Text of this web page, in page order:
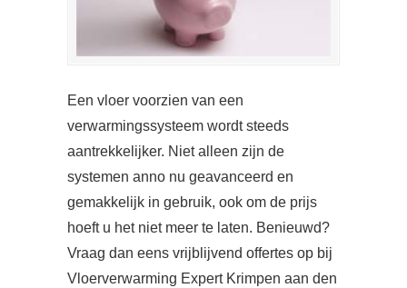
Een vloer voorzien van een
verwarmingssysteem wordt steeds
aantrekkelijker. Niet alleen zijn de
systemen anno nu geavanceerd en
gemakkelijk in gebruik, ook om de prijs
hoeft u het niet meer te laten. Benieuwd?
Vraag dan eens vrijblijvend offertes op bij
Vloerverwarming Expert Krimpen aan den